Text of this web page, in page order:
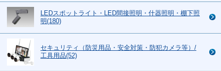
LEDスポットライト・LED間接照明・什器照明・棚下照
明(180)
セキュリティ（防災用品・安全対策・防犯カメラ等）/
工具用品(52)